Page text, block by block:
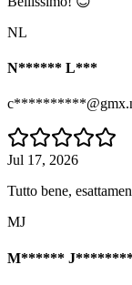
NL
N****** L***
Jul 17, 2026
Tutto bene,
MJ
M******